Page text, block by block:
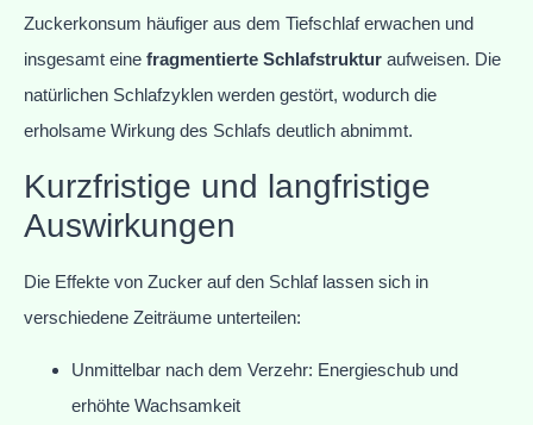
Zuckerkonsum häufiger aus dem Tiefschlaf erwachen und
insgesamt eine fragmentierte Schlafstruktur aufweisen. Die
natürlichen Schlafzyklen werden gestört, wodurch die
erholsame Wirkung des Schlafs deutlich abnimmt.
Kurzfristige und langfristige
Auswirkungen
Die Effekte von Zucker auf den Schlaf lassen sich in
verschiedene Zeiträume unterteilen:
Unmittelbar nach dem Verzehr: Energieschub und
erhöhte Wachsamkeit